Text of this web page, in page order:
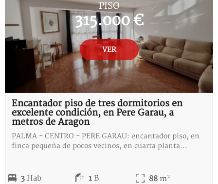
PISO
315.000 €
VER
Encantador piso de tres dormitorios en
excelente condición, en Pere Garau, a
metros de Aragon
PALMA - CENTRO - PERE GARAU: encantador piso, en
finca pequeña de pocos vecinos, en cuarta planta...
3 Hab 1 B 88 m2